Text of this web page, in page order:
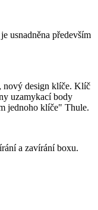
usnadněna především
nový design klíče. Klíč
uzamykací body
jednoho klíče" Thule.
a zavírání boxu.